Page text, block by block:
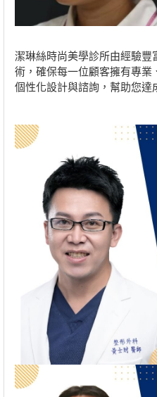
潔琳絲時尚美學診所由經驗
術，確保每一位顧客擁有專
個性化設計與諮詢，幫助您達